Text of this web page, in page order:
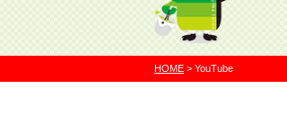
HOME > YouTube